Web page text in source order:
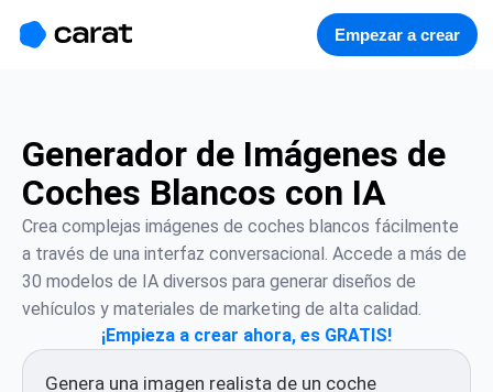
Empezar a crear
Generador de Imágenes de
Coches Blancos con IA
Crea complejas imágenes de coches blancos fácilmente
a través de una interfaz conversacional. Accede a más de
30 modelos de IA diversos para generar diseños de
vehículos y materiales de marketing de alta calidad.
¡Empieza a crear ahora, es GRATIS!